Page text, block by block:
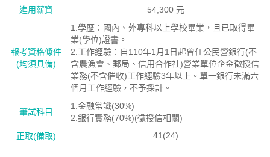
進用薪資
54,300 元
報考資格絛件
(均須具備)
1.學歷：國內、外專科以上學校畢業，且已取得畢
業(學位)證書。
2.工作經驗：自110年1月1日起曾任公民營銀行(不
含農漁會、郵局、信用合作社)營業單位企金徵授信
業務(不含催收)工作經驗3年以上。單一銀行未滿六
個月工作經驗，不予採計。
筆試科目
1.金融常識(30%)
2.銀行實務(70%)(徵授信相關)
正取(備取)
41(24)